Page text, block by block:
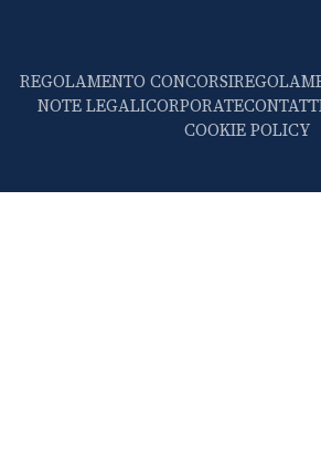
REGOLAMENTO CONCORSI
NOTE LEGALICORPORATE
COOKIE POLICY